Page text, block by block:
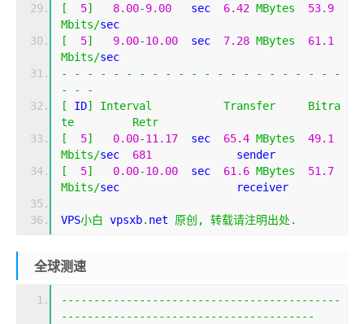
[
5] 8.00-9.00
   sec
6.42 MBytes
53.9
Mbits/sec
[
5] 9.00-10.00
  sec
7.28 MBytes
61.1
Mbits/sec
-
- - - - - - - - - - - - - - - - - - - -
-
-
-
-
[
ID] Interval Transfer
Bitra
te
Retr
[
5] 0.00-11.17
  sec
65.4 MBytes
49.1
Mbits/sec 681
             sender
[
5] 0.00-10.00
  sec
61.6 MBytes
51.7
Mbits/sec                  receiver
VPS小白 vpsxb. net 原创, 转载请注明出处.
全球测速
-------------------------------------------
---------------------------------------